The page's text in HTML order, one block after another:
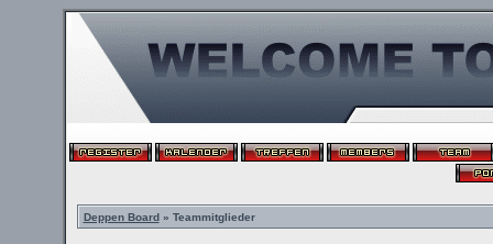
Deppen Board» Teammitglieder